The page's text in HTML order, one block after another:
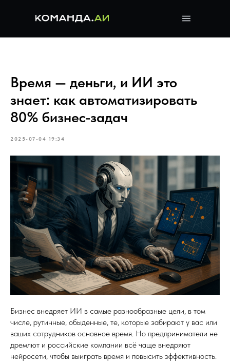
Время — деньги, и ИИ это
знает: как автоматизировать
80% бизнес-задач
2025-07-04 19:34
Бизнес внедряет ИИ в самые разнообразные цели, в том
числе, рутинные, обыденные, те, которые забирают у вас или
ваших сотрудников основное время. Но предприниматели не
дремлют и российские компании всё чаще внедряют
нейросети, чтобы выиграть время и повысить эффективность.